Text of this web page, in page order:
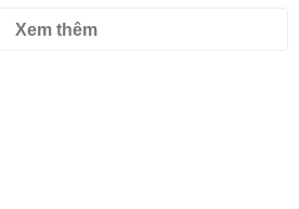
Xem thêm